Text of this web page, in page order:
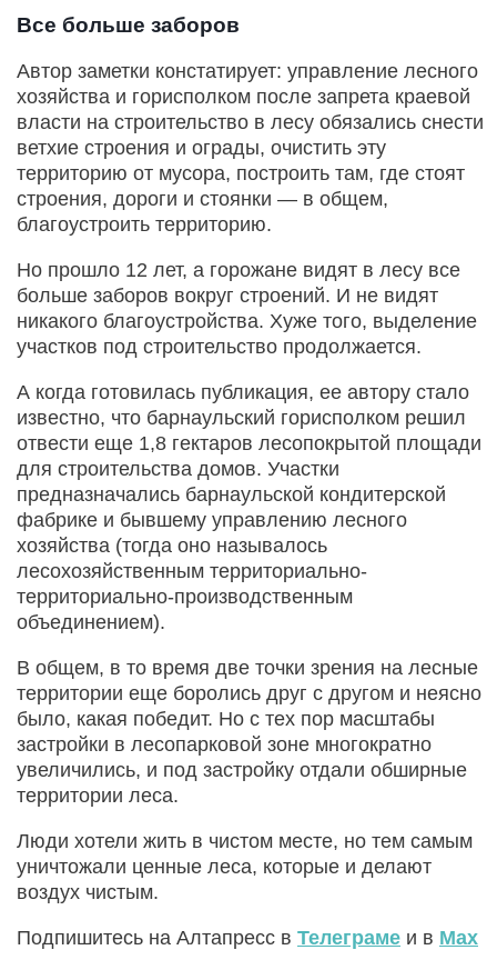
Все больше заборов
Автор заметки констатирует: управление лесного
хозяйства и горисполком после запрета краевой
власти на строительство в лесу обязались снести
ветхие строения и ограды, очистить эту
территорию от мусора, построить там, где стоят
строения, дороги и стоянки — в общем,
благоустроить территорию.
Но прошло 12 лет, а горожане видят в лесу все
больше заборов вокруг строений. И не видят
никакого благоустройства. Хуже того, выделение
участков под строительство продолжается.
А когда готовилась публикация, ее автору стало
известно, что барнаульский горисполком решил
отвести еще 1,8 гектаров лесопокрытой площади
для строительства домов. Участки
предназначались барнаульской кондитерской
фабрике и бывшему управлению лесного
хозяйства (тогда оно называлось
лесохозяйственным территориально-
территориально-производственным
объединением).
В общем, в то время две точки зрения на лесные
территории еще боролись друг с другом и неясно
было, какая победит. Но с тех пор масштабы
застройки в лесопарковой зоне многократно
увеличились, и под застройку отдали обширные
территории леса.
Люди хотели жить в чистом месте, но тем самым
уничтожали ценные леса, которые и делают
воздух чистым.
Подпишитесь на Алтапресс в Телеграме и в Max